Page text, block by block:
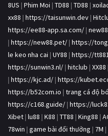
8US | Phim Moi | TD88 | TD88 |
xx88 | https://taisunwin.dev |
https://ee88-app.sa.com/ | new88
| https://new88.pet/ | https://
le keo nha cai | UY88 | https://
https://sunwin3.nl/ | hitclub | XX88
| https://kjc.ad/ | https://
https://b52com.io | trang cá độ
https://c168.guide/ | https://
Xibet | lu88 | K88 | TT88 | King88 |
78win | game bài đổi thưởng | 7M |